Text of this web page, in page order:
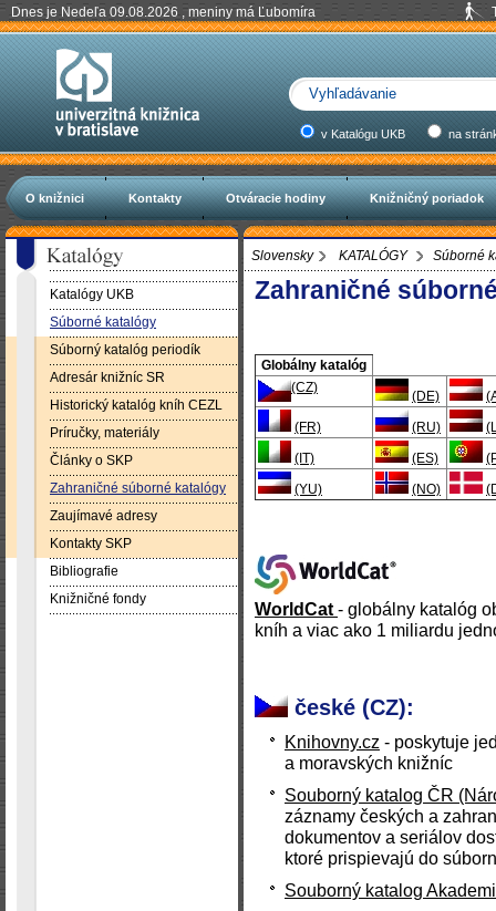
Dnes je Nedeľa 09.08.2026 , meniny má Ľubomíra
v Katalógu UKB na
O knižnici Kontakty Otváracie hodiny Knižničný poriadok
Slovensky KATALÓGY Súborné
Zahraničné
Globálny katalóg
(CZ)
(DE)
(FR)
(RU)
(IT)
(ES)
(YU)
(NO)
WorldCat - globálny katalóg
kníh a viac ako 1 miliardu
české (CZ):
Knihovny.cz - poskytuje
a moravských knižníc
Souborný katalog ČR
záznamy českých a
dokumentov a seriálov
ktoré prispievajú do
Souborný katalog
Katalógy UKB
Súborné katalógy
Súborný katalóg periodík
Adresár knižníc SR
Historický katalóg kníh CEZL
Príručky, materiály
Články o SKP
Zahraničné súborné katalógy
Zaujímavé adresy
Kontakty SKP
Bibliografie
Knižničné fondy